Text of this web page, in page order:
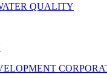
QUALITY